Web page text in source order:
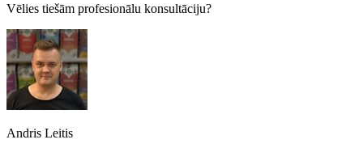
Vēlies tiešām profesionālu konsultāciju?
Andris Leitis